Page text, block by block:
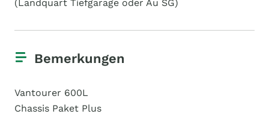
(Landquart Tiefgarage oder Au SG)
Bemerkungen
Vantourer 600L
Chassis Paket Plus